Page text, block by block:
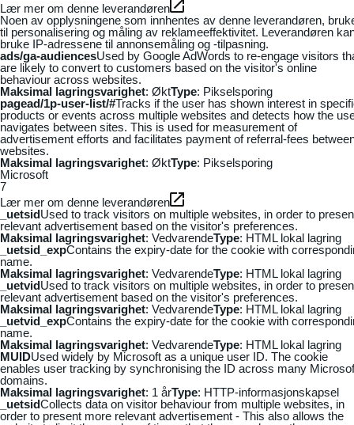
Lær mer om denne leverandøren
Noen av opplysningene som innhentes av denne leverandøren,
til personalisering og måling av reklameeffektivitet. Leverandøren
bruke IP-adressene til annonsemåling og -tilpasning.
ads/ga-audiencesUsed by Google AdWords to re-engage visitors
are likely to convert to customers based on the visitor's online
behaviour across websites.
Maksimal lagringsvarighet: ØktType: Pikselsporing
pagead/1p-user-list/#Tracks if the user has shown interest in
products or events across multiple websites and detects how the
navigates between sites. This is used for measurement of
advertisement efforts and facilitates payment of referral-fees
websites.
Maksimal lagringsvarighet: ØktType: Pikselsporing
Microsoft
7
Lær mer om denne leverandøren
_uetsidUsed to track visitors on multiple websites, in order to
relevant advertisement based on the visitor's preferences.
Maksimal lagringsvarighet: VedvarendeType: HTML lokal lagring
_uetsid_expContains the expiry-date for the cookie with
name.
Maksimal lagringsvarighet: VedvarendeType: HTML lokal lagring
_uetvidUsed to track visitors on multiple websites, in order to
relevant advertisement based on the visitor's preferences.
Maksimal lagringsvarighet: VedvarendeType: HTML lokal lagring
_uetvid_expContains the expiry-date for the cookie with
name.
Maksimal lagringsvarighet: VedvarendeType: HTML lokal lagring
MUIDUsed widely by Microsoft as a unique user ID. The cookie
enables user tracking by synchronising the ID across many
domains.
Maksimal lagringsvarighet: 1 årType: HTTP-informasjonskapsel
_uetsidCollects data on visitor behaviour from multiple websites, in
order to present more relevant advertisement - This also allows the